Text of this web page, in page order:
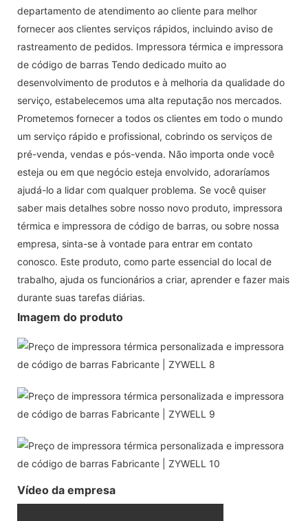
departamento de atendimento ao cliente para melhor
fornecer aos clientes serviços rápidos, incluindo aviso de
rastreamento de pedidos. Impressora térmica e impressora
de código de barras Tendo dedicado muito ao
desenvolvimento de produtos e à melhoria da qualidade do
serviço, estabelecemos uma alta reputação nos mercados.
Prometemos fornecer a todos os clientes em todo o mundo
um serviço rápido e profissional, cobrindo os serviços de
pré-venda, vendas e pós-venda. Não importa onde você
esteja ou em que negócio esteja envolvido, adoraríamos
ajudá-lo a lidar com qualquer problema. Se você quiser
saber mais detalhes sobre nosso novo produto, impressora
térmica e impressora de código de barras, ou sobre nossa
empresa, sinta-se à vontade para entrar em contato
conosco. Este produto, como parte essencial do local de
trabalho, ajuda os funcionários a criar, aprender e fazer mais
durante suas tarefas diárias.
Imagem do produto
Vídeo da empresa